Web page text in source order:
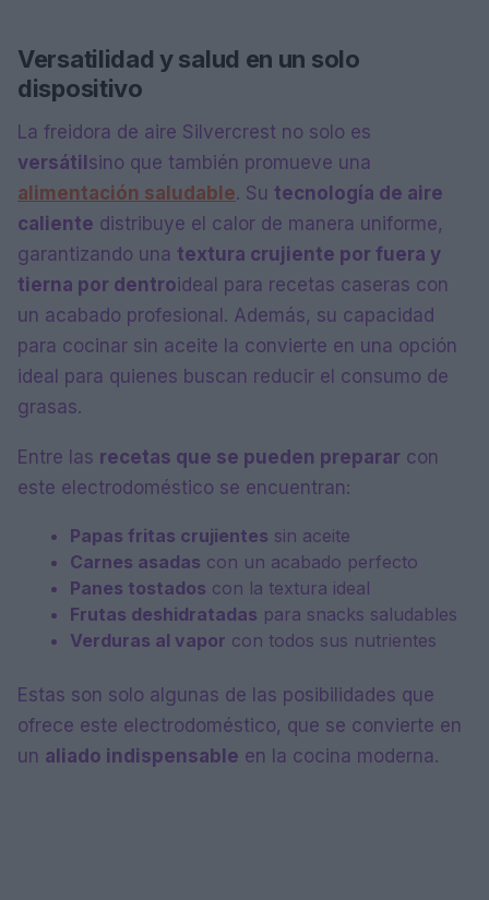
Versatilidad y salud en un solo
dispositivo
La freidora de aire Silvercrest no solo es
versátil sino que también promueve una
alimentación saludable. Su tecnología de aire
caliente distribuye el calor de manera uniforme,
garantizando una textura crujiente por fuera y
tierna por dentroideal para recetas caseras con
un acabado profesional. Además, su capacidad
para cocinar sin aceite la convierte en una opción
ideal para quienes buscan reducir el consumo de
grasas.
Entre las recetas que se pueden preparar con
este electrodoméstico se encuentran:
Papas fritas crujientes sin aceite
Carnes asadas con un acabado perfecto
Panes tostados con la textura ideal
Frutas deshidratadas para snacks saludables
Verduras al vapor con todos sus nutrientes
Estas son solo algunas de las posibilidades que
ofrece este electrodoméstico, que se convierte en
un aliado indispensable en la cocina moderna.